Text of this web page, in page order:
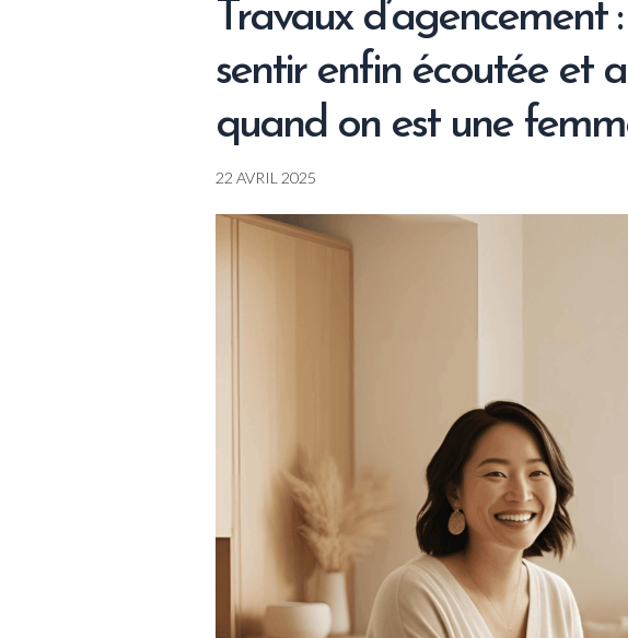
Travaux d’agencement
sentir enfin écoutée et
quand on est une
22 AVRIL 2025